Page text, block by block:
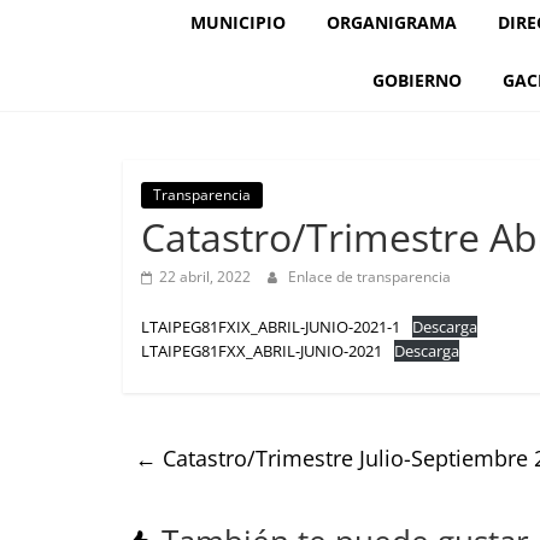
MUNICIPIO ORGANIGRAMA
GOBIERNO
Transparencia
Catastro/Trimestre
22 abril, 2022 Enlace de transparencia
LTAIPEG81FXIX_ABRIL-JUNIO-2021-1
Descarga
LTAIPEG81FXX_ABRIL-JUNIO-2021
Descarga
← Catastro/Trimestre Julio-Septiembre